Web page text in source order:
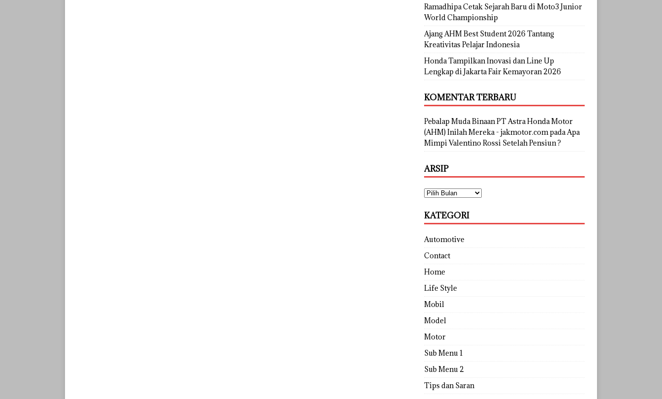
Ramadhipa Cetak Sejarah Baru di Moto3 Junior
World Championship
Ajang AHM Best Student 2026 Tantang
Kreativitas Pelajar Indonesia
Honda Tampilkan Inovasi dan Line Up
Lengkap di Jakarta Fair Kemayoran 2026
KOMENTAR TERBARU
Pebalap Muda Binaan PT Astra Honda Motor
(AHM) Inilah Mereka - jakmotor.compadaApa
Mimpi Valentino Rossi Setelah Pensiun ?
ARSIP
KATEGORI
Automotive
Contact
Home
Life Style
Mobil
Model
Motor
Sub Menu 1
Sub Menu 2
Tips dan Saran